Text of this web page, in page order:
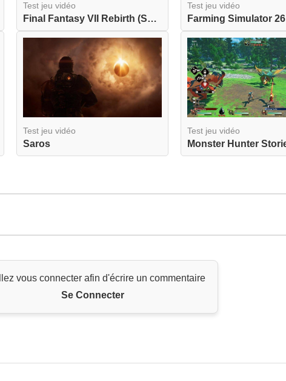
Test jeu vidéo
Final Fantasy VII Rebirth (Switch 2)
Test jeu vidéo
Farming Simulator 26
Test jeu vidéo
Saros
Test jeu vidéo
vous connecter afin d'écrire un commentaire
Se Connecter